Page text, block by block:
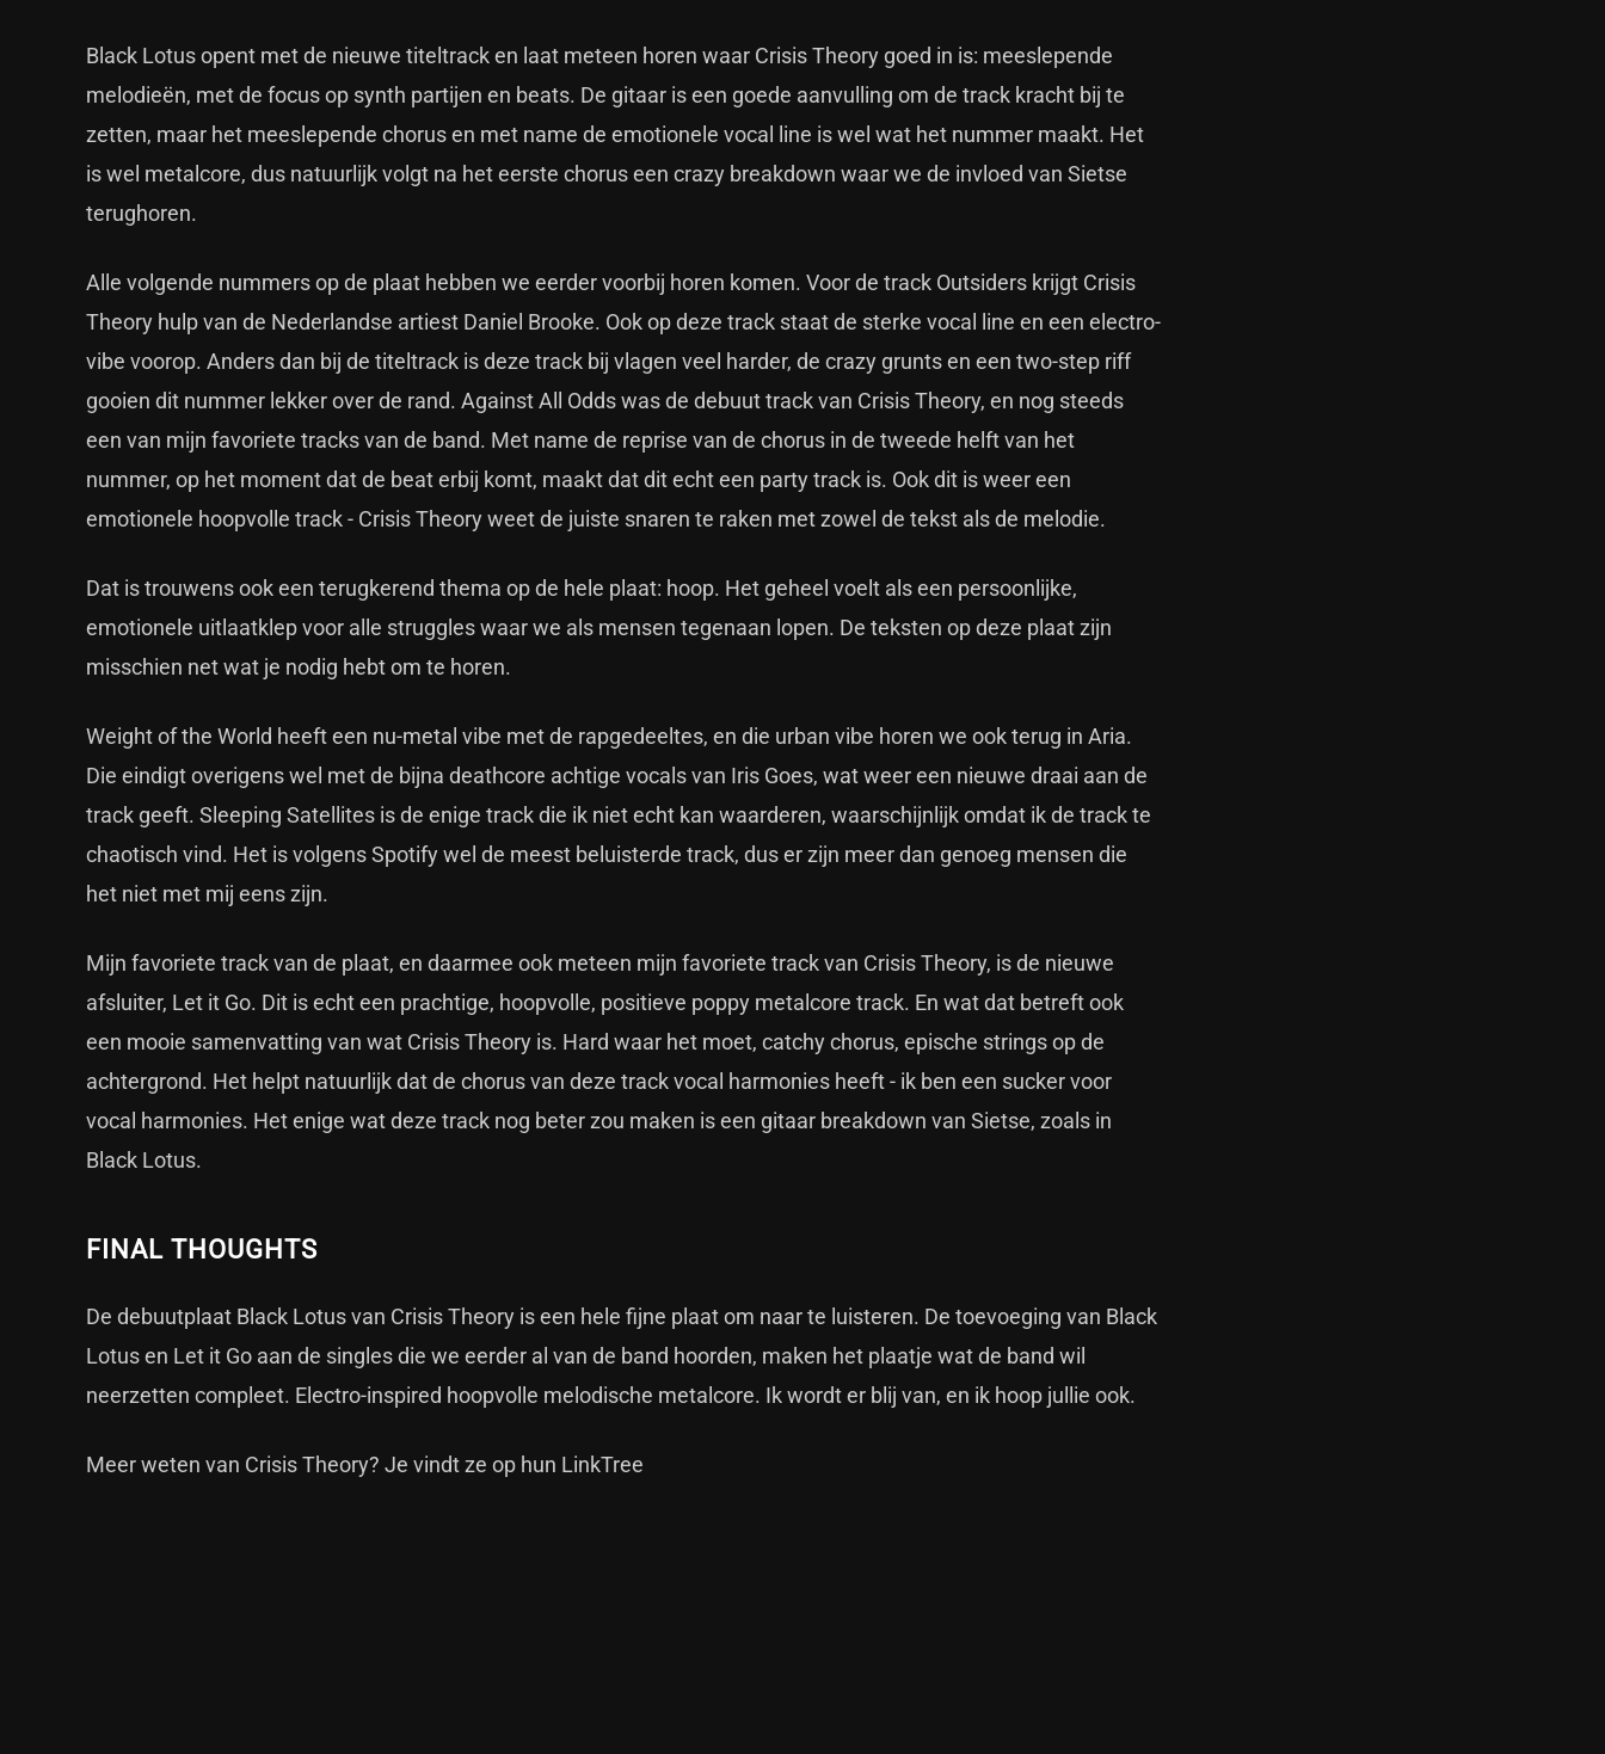
Black Lotus opent met de nieuwe titeltrack en laat meteen horen waar Crisis Theory goed in is: meeslepende
melodieën, met de focus op synth partijen en beats. De gitaar is een goede aanvulling om de track kracht bij te
zetten, maar het meeslepende chorus en met name de emotionele vocal line is wel wat het nummer maakt. Het
is wel metalcore, dus natuurlijk volgt na het eerste chorus een crazy breakdown waar we de invloed van Sietse
terughoren.
Alle volgende nummers op de plaat hebben we eerder voorbij horen komen. Voor de track Outsiders krijgt Crisis
Theory hulp van de Nederlandse artiest Daniel Brooke. Ook op deze track staat de sterke vocal line en een electro-
vibe voorop. Anders dan bij de titeltrack is deze track bij vlagen veel harder, de crazy grunts en een two-step riff
gooien dit nummer lekker over de rand. Against All Odds was de debuut track van Crisis Theory, en nog steeds
een van mijn favoriete tracks van de band. Met name de reprise van de chorus in de tweede helft van het
nummer, op het moment dat de beat erbij komt, maakt dat dit echt een party track is. Ook dit is weer een
emotionele hoopvolle track - Crisis Theory weet de juiste snaren te raken met zowel de tekst als de melodie.
Dat is trouwens ook een terugkerend thema op de hele plaat: hoop. Het geheel voelt als een persoonlijke,
emotionele uitlaatklep voor alle struggles waar we als mensen tegenaan lopen. De teksten op deze plaat zijn
misschien net wat je nodig hebt om te horen.
Weight of the World heeft een nu-metal vibe met de rapgedeeltes, en die urban vibe horen we ook terug in Aria.
Die eindigt overigens wel met de bijna deathcore achtige vocals van Iris Goes, wat weer een nieuwe draai aan de
track geeft. Sleeping Satellites is de enige track die ik niet echt kan waarderen, waarschijnlijk omdat ik de track te
chaotisch vind. Het is volgens Spotify wel de meest beluisterde track, dus er zijn meer dan genoeg mensen die
het niet met mij eens zijn.
Mijn favoriete track van de plaat, en daarmee ook meteen mijn favoriete track van Crisis Theory, is de nieuwe
afsluiter, Let it Go. Dit is echt een prachtige, hoopvolle, positieve poppy metalcore track. En wat dat betreft ook
een mooie samenvatting van wat Crisis Theory is. Hard waar het moet, catchy chorus, epische strings op de
achtergrond. Het helpt natuurlijk dat de chorus van deze track vocal harmonies heeft - ik ben een sucker voor
vocal harmonies. Het enige wat deze track nog beter zou maken is een gitaar breakdown van Sietse, zoals in
Black Lotus.
FINAL THOUGHTS
De debuutplaat Black Lotus van Crisis Theory is een hele fijne plaat om naar te luisteren. De toevoeging van Black
Lotus en Let it Go aan de singles die we eerder al van de band hoorden, maken het plaatje wat de band wil
neerzetten compleet. Electro-inspired hoopvolle melodische metalcore. Ik wordt er blij van, en ik hoop jullie ook.
Meer weten van Crisis Theory? Je vindt ze op hun LinkTree